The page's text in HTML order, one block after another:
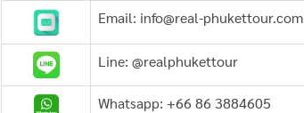
Email: info@real-phukettour.com
Line: @realphukettour
Whatsapp: +66 86 3884605